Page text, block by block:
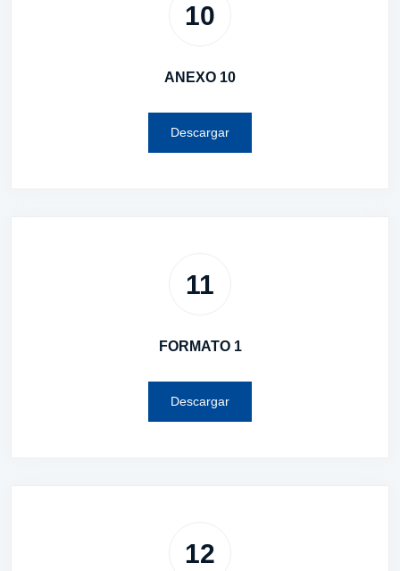
10
ANEXO 10
Descargar
11
FORMATO 1
Descargar
12